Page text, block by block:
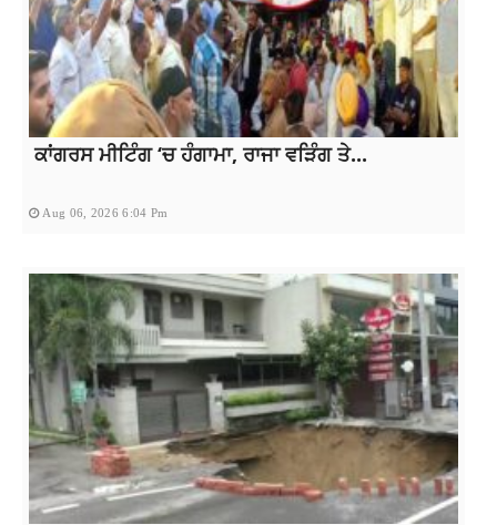
ਕਾਂਗਰਸ ਮੀਟਿੰਗ ‘ਚ ਹੰਗਾਮਾ, ਰਾਜਾ ਵੜਿੰਗ ਤੇ...
Aug 06, 2026 6:04 Pm